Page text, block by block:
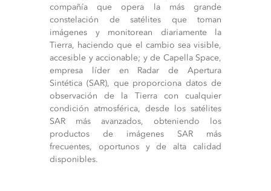
compañía que opera la más grande
constelación de satélites que toman
imágenes y monitorean diariamente la
Tierra, haciendo que el cambio sea visible,
accesible y accionable; y de Capella Space,
empresa líder en Radar de Apertura
Sintética (SAR), que proporciona datos de
observación de la Tierra con cualquier
condición atmosférica, desde los satélites
SAR más avanzados, obteniendo los
productos de imágenes SAR más
frecuentes, oportunos y de alta calidad
disponibles.